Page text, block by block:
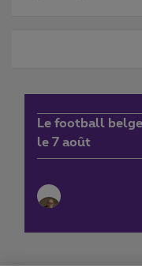
Le football
le 7 août